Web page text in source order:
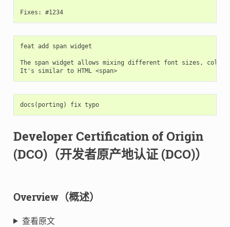
Fixes: #1234
feat add span widget
The span widget allows mixing different font sizes,
It's similar to HTML <span>
docs ( porting ) fix typo
Developer Certification of Origin
(DCO)（开发者原产地认证 (DCO)）
Overview（概述）
查看原文